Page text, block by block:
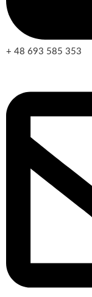
+ 48 693 585 353